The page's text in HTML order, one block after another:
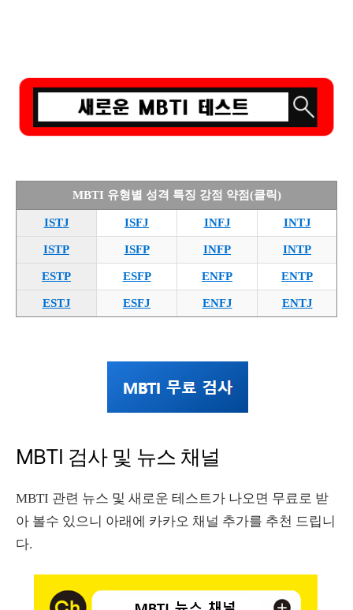
MBTI 유형별 성격 특징 강점 약점(클릭)
ISTJ ISFJ INFJ INTJ
ISTP ISFP INFP INTP
ESTP ESFP ENFP ENTP
ESTJ ESFJ ENFJ ENTJ
MBTI 검사 및 뉴스 채널
MBTI 관련 뉴스 및 새로운 테스트가 나오면 무료로 받
아 볼수 있으니 아래에 카카오 채널 추가를 추천 드립니
다.